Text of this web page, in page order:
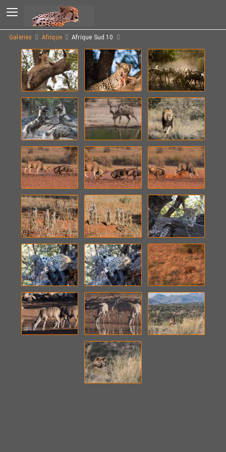
Galeries Afrique Afrique Sud 10